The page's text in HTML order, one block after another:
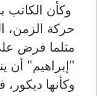
وكأن الكاتب
حركة الزمن،
مثلما فرض
"إبراهيم" أن
وكأنها